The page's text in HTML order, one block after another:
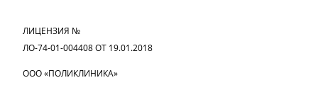
ЛИЦЕНЗИЯ №
ЛО-74-01-004408 ОТ 19.01.2018
ООО «ПОЛИКЛИНИКА»